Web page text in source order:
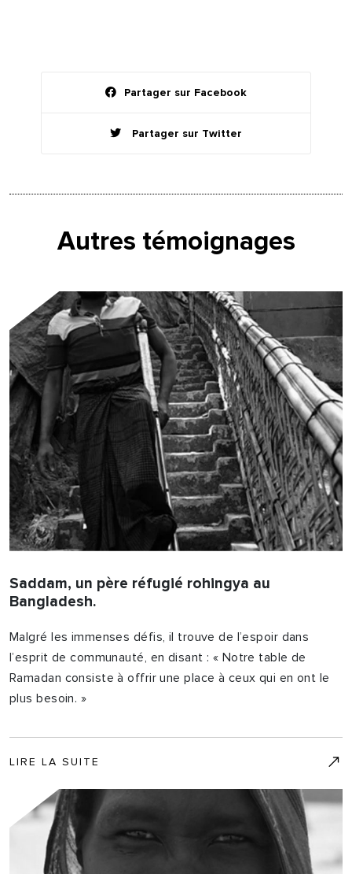
Partager sur Facebook
Partager sur Twitter
Autres témoignages
Saddam, un père réfugié rohingya au
Bangladesh.
Malgré les immenses défis, il trouve de l’espoir dans
l’esprit de communauté, en disant : « Notre table de
Ramadan consiste à offrir une place à ceux qui en ont le
plus besoin. »
LIRE LA SUITE